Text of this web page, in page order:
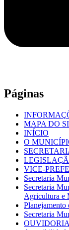
Páginas
MAPA DO
INÍCIO
O
VICE-
Secretaria
Secretaria
Agricultura e
Planejamento
Secretaria
OUVIDORIA